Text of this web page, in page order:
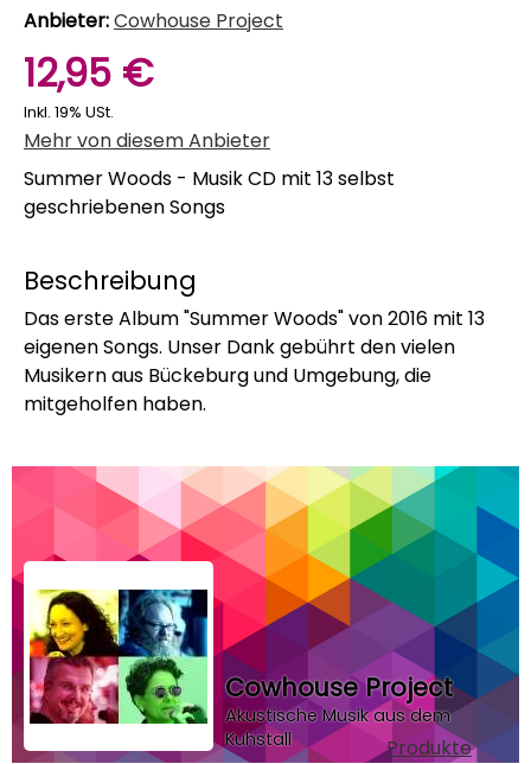
Anbieter:Cowhouse Project
12,95 €
Inkl. 19% USt.
Mehr von diesem Anbieter
Summer Woods - Musik CD mit 13 selbst
geschriebenen Songs
Beschreibung
Das erste Album "Summer Woods" von 2016 mit 13
eigenen Songs. Unser Dank gebührt den vielen
Musikern aus Bückeburg und Umgebung, die
mitgeholfen haben.
Cowhouse Project
Akustische Musik aus dem
Kuhstall
Produkte